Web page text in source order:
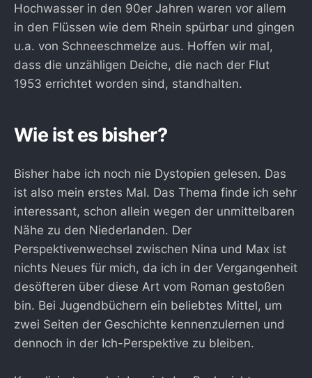
Hochwasser in den 90er Jahren waren vor allem
in den Flüssen wie dem Rhein spürbar und gingen
u.a. von Schneeschmelze aus. Hoffen wir mal,
dass die unzähligen Deiche, die nach der Flut
1953 errichtet worden sind, standhalten.
Wie ist es bisher?
Bisher habe ich noch nie Dystopien gelesen. Das
ist also mein erstes Mal. Das Thema finde ich sehr
interessant, schon allein wegen der unmittelbaren
Nähe zu den Niederlanden. Der
Perspektivenwechsel zwischen Nina und Max ist
nichts Neues für mich, da ich in der Vergangenheit
desöfteren über diese Art vom Roman gestoßen
bin. Bei Jugendbüchern ein beliebtes Mittel, um
zwei Seiten der Geschichte kennenzulernen und
dennoch in der Ich-Perspektive zu bleiben.